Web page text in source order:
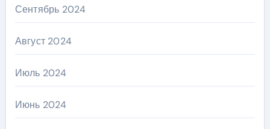
Сентябрь 2024
Август 2024
Июль 2024
Июнь 2024